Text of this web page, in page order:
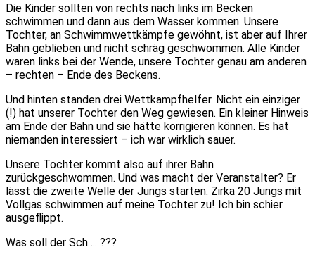
Die Kinder sollten von rechts nach links im Becken
schwimmen und dann aus dem Wasser kommen. Unsere
Tochter, an Schwimmwettkämpfe gewöhnt, ist aber auf Ihrer
Bahn geblieben und nicht schräg geschwommen. Alle Kinder
waren links bei der Wende, unsere Tochter genau am anderen
– rechten – Ende des Beckens.
Und hinten standen drei Wettkampfhelfer. Nicht ein einziger
(!) hat unserer Tochter den Weg gewiesen. Ein kleiner Hinweis
am Ende der Bahn und sie hätte korrigieren können. Es hat
niemanden interessiert – ich war wirklich sauer.
Unsere Tochter kommt also auf ihrer Bahn
zurückgeschwommen. Und was macht der Veranstalter? Er
lässt die zweite Welle der Jungs starten. Zirka 20 Jungs mit
Vollgas schwimmen auf meine Tochter zu! Ich bin schier
ausgeflippt.
Was soll der Sch…. ???